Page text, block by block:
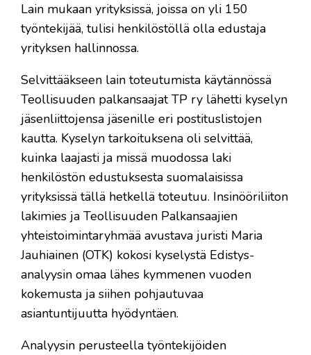
Lain mukaan yrityksissä, joissa on yli 150
työntekijää, tulisi henkilöstöllä olla edustaja
yrityksen hallinnossa.
Selvittääkseen lain toteutumista käytännössä
Teollisuuden palkansaajat TP ry lähetti kyselyn
jäsenliittojensa jäsenille eri postituslistojen
kautta. Kyselyn tarkoituksena oli selvittää,
kuinka laajasti ja missä muodossa laki
henkilöstön edustuksesta suomalaisissa
yrityksissä tällä hetkellä toteutuu. Insinööriliiton
lakimies ja Teollisuuden Palkansaajien
yhteistoimintaryhmää avustava juristi Maria
Jauhiainen (OTK) kokosi kyselystä Edistys-
analyysin omaa lähes kymmenen vuoden
kokemusta ja siihen pohjautuvaa
asiantuntijuutta hyödyntäen.
Analyysin perusteella työntekijöiden